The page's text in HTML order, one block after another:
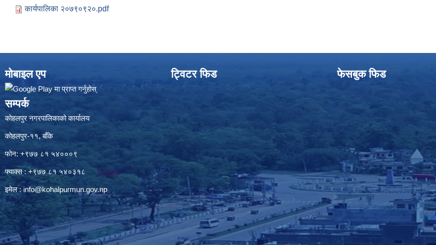
कार्यपालिका २०७९०९२०.pdf
मोबाइल एप
सम्पर्क
कोहलपुर नगरपालिकाको कार्यालय
कोहलपुर-११, बाँके
फोन: +९७७ ८१ ५४०००९
फ्याक्स : +९७७ ८१ ५४०३१८
इमेल :info@kohalpurmun.gov.np
ट्विटर फिड फेसबुक फिड